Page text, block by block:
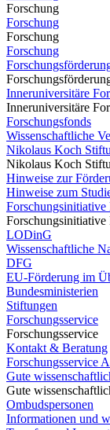
Forschung
Forschung
Forschung
Forschung
Inneruniversitäre
Inneruniversitäre
Forschungsfonds
Wissenschaftliche
Nikolaus Koch
Nikolaus Koch
Hinweise zur
Hinweise zum
LODinG
Wissenschaftliche
DFG
EU-Förderung im
Bundesministerien
Stiftungen
Forschungsservice
Forschungsservice
Kontakt & Beratung
Forschungsservice
Gute
Gute
Ombudspersonen
Informationen und